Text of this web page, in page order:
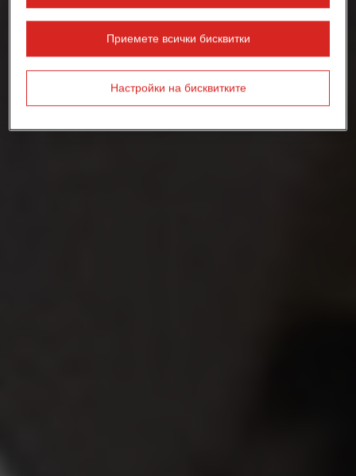
Приемете всички бисквитки
Настройки на бисквитките